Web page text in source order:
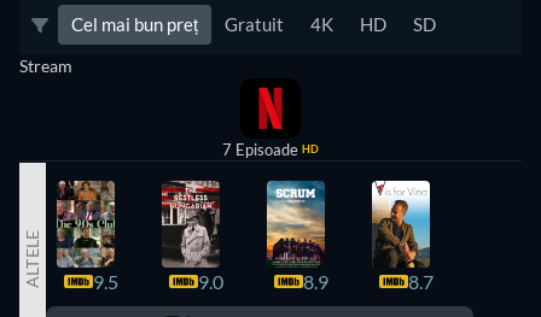
Cel mai bun preț Gratuit 4K HD SD
Stream
7 Episoade HD
ALTELE 9.5 9.0 8.9 8.7